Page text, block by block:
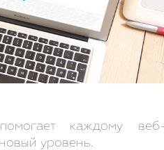
каждому
уровень.